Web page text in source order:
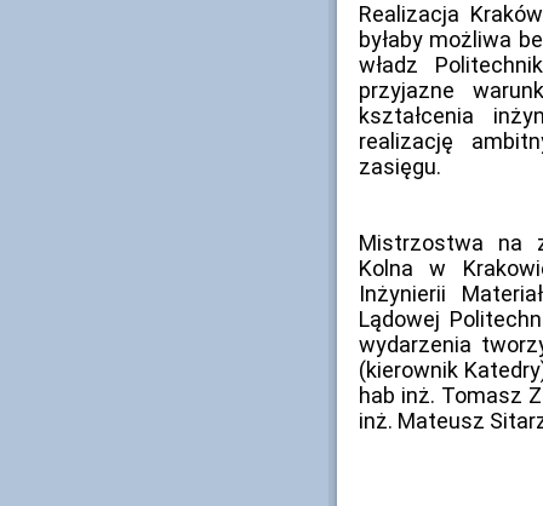
Realizacja
byłaby możliwa
władz
przyjazne
kształcenia
realizację
zasięgu.
Mistrzostwa na
Kolna w
Inżynierii
Lądowej
wydarzenia
(kierownik
hab inż. Tomasz
inż. Mateusz